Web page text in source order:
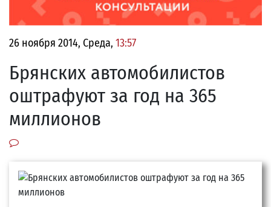
26 ноября 2014, Среда, 13:57
Брянских автомобилистов
оштрафуют за год на 365
миллионов